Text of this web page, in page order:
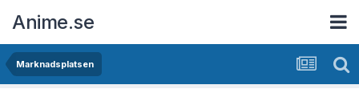
Anime.se
Marknadsplatsen